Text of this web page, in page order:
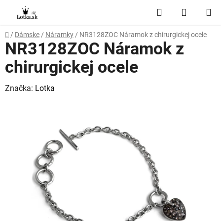
obsah
Hľadať
KOŠÍK
Domov
/ Dámske / Náramky / NR3128ZOC Náramok z chirurgickej ocele
NR3128ZOC Náramok z
chirurgickej ocele
Značka: Lotka